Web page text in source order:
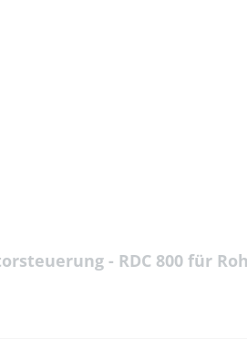
- RDC 800 für